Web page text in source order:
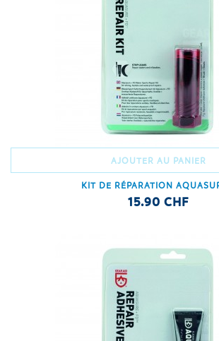
AJOUTER AU PANIER
KIT DE RÉPARATION
15.90 CHF